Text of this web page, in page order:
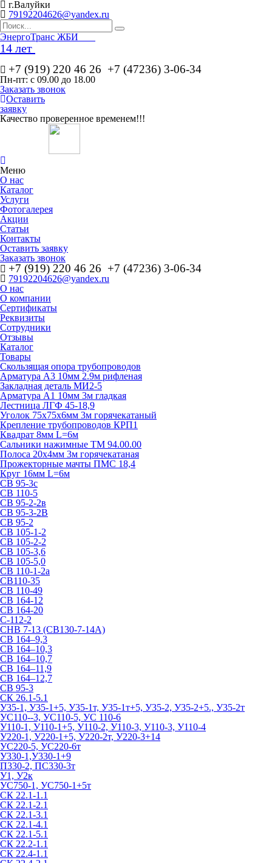
г.Валуйки
79192204626@yandex.ru
ЭнергоТранс ЖБИ
14 лет
+7 (919) 220 46 26 +7 (47236) 3-06-34
Пн-пт: с 09.00 до 18.00
Заказать звонок
Оставить
заявку
Качество проверенное временем!!!
Меню
О нас
Каталог
Услуги
Фотогалерея
Акции
Статьи
Контакты
Оставить заявку
Заказать звонок
+7 (919) 220 46 26 +7 (47236) 3-06-34
79192204626@yandex.ru
О нас
О компании
Сертификаты
Реквизиты
Сотрудники
Отзывы
Каталог
Товары
Скользящая опора трубопроводов
Арматура А3 10мм 2.9м рифленая
Закладная деталь МИ2-5
Арматура А1 10мм 3м гладкая
Лестница ЛГФ 45-18,9
Уголок 75х75х6мм 3м горячекатаный
Крепление трубопроводов КРП1
Квадрат 8мм L=6м
Сальники нажимные ТМ 94.00.00
Полоса 20х4мм 3м горячекатаная
Прожекторные мачты ПМС 18,4
Круг 16мм L=6м
СВ 95-3с
СВ 110-5
СВ 95-2-2в
СВ 95-3-2В
СВ 95-2
СВ 105-1-2
СВ 105-2-2
СВ 105-3,6
СВ 105-5,0
СВ 110-1-2а
СВ110-35
СВ 110-49
СВ 164-12
СВ 164-20
С-112-2
СНВ 7-13 (СВ130-7-14А)
СВ 164–9,3
СВ 164–10,3
СВ 164–10,7
СВ 164–11,9
СВ 164–12,7
СВ 95-3
СК 26.1-5.1
У35-1, У35-1+5, У35-1т, У35-1т+5, У35-2, У35-2+5., У35-2т
УС110--3, УС110-5, УС 110-6
У110-1, У110-1+5, У110-2, У110-3, У110-3, У110-4
У220-1, У220-1+5, У220-2т, У220-3+14
УС220-5, УС220-6т
У330-1,У330-1+9
П330-2, ПС330-3т
У1, У2к
УС750-1, УС750-1+5т
СК 22.1-1.1
СК 22.1-2.1
СК 22.1-3.1
СК 22.1-4.1
СК 22.1-5.1
СК 22.2-1.1
СК 22.4-1.1